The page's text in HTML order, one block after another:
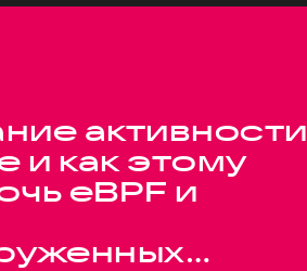
активности
и как этому
eBPF и